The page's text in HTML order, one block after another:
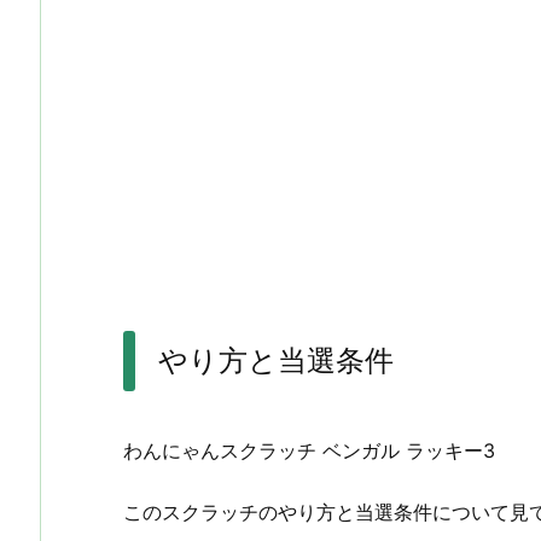
やり方と当選条件
わんにゃんスクラッチ ベンガル ラッキー3
このスクラッチのやり方と当選条件について見